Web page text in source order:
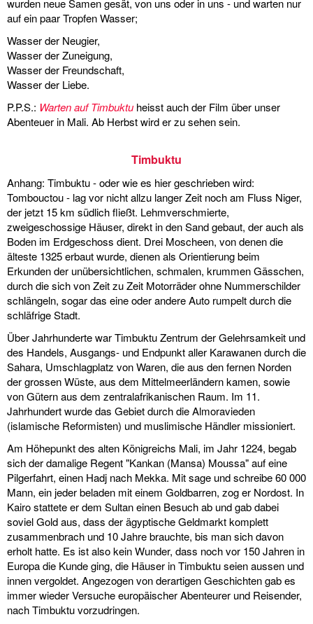
wurden neue Samen gesät, von uns oder in uns - und warten nur
auf ein paar Tropfen Wasser;
Wasser der Neugier,
Wasser der Zuneigung,
Wasser der Freundschaft,
Wasser der Liebe.
P.P.S.: Warten auf Timbuktu heisst auch der Film über unser
Abenteuer in Mali. Ab Herbst wird er zu sehen sein.
Timbuktu
Anhang: Timbuktu - oder wie es hier geschrieben wird:
Tombouctou - lag vor nicht allzu langer Zeit noch am Fluss Niger,
der jetzt 15 km südlich fließt. Lehmverschmierte,
zweigeschossige Häuser, direkt in den Sand gebaut, der auch als
Boden im Erdgeschoss dient. Drei Moscheen, von denen die
älteste 1325 erbaut wurde, dienen als Orientierung beim
Erkunden der unübersichtlichen, schmalen, krummen Gässchen,
durch die sich von Zeit zu Zeit Motorräder ohne Nummerschilder
schlängeln, sogar das eine oder andere Auto rumpelt durch die
schläfrige Stadt.
Über Jahrhunderte war Timbuktu Zentrum der Gelehrsamkeit und
des Handels, Ausgangs- und Endpunkt aller Karawanen durch die
Sahara, Umschlagplatz von Waren, die aus den fernen Norden
der grossen Wüste, aus dem Mittelmeerländern kamen, sowie
von Gütern aus dem zentralafrikanischen Raum. Im 11.
Jahrhundert wurde das Gebiet durch die Almoravieden
(islamische Reformisten) und muslimische Händler missioniert.
Am Höhepunkt des alten Königreichs Mali, im Jahr 1224, begab
sich der damalige Regent "Kankan (Mansa) Moussa" auf eine
Pilgerfahrt, einen Hadj nach Mekka. Mit sage und schreibe 60 000
Mann, ein jeder beladen mit einem Goldbarren, zog er Nordost. In
Kairo stattete er dem Sultan einen Besuch ab und gab dabei
soviel Gold aus, dass der ägyptische Geldmarkt komplett
zusammenbrach und 10 Jahre brauchte, bis man sich davon
erholt hatte. Es ist also kein Wunder, dass noch vor 150 Jahren in
Europa die Kunde ging, die Häuser in Timbuktu seien aussen und
innen vergoldet. Angezogen von derartigen Geschichten gab es
immer wieder Versuche europäischer Abenteurer und Reisender,
nach Timbuktu vorzudringen.